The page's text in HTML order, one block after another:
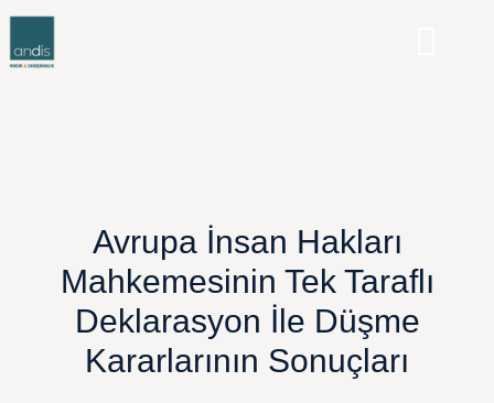
Avrupa İnsan Hakları
Mahkemesinin Tek Taraflı
Deklarasyon İle Düşme
Kararlarının Sonuçları